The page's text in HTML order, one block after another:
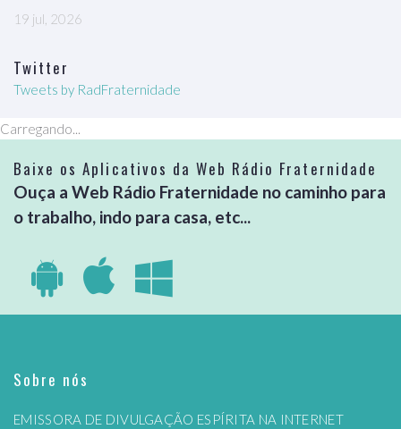
19 jul, 2026
Twitter
Tweets by RadFraternidade
Carregando...
Baixe os Aplicativos da Web Rádio Fraternidade
Ouça a Web Rádio Fraternidade no caminho para
o trabalho, indo para casa, etc...
Sobre nós
EMISSORA DE DIVULGAÇÃO ESPÍRITA NA INTERNET